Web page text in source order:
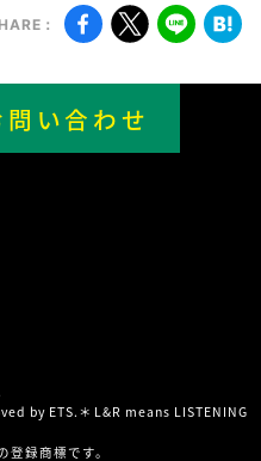
：
い合わせ
by ETS.＊L&R means LISTENING
録商標です。